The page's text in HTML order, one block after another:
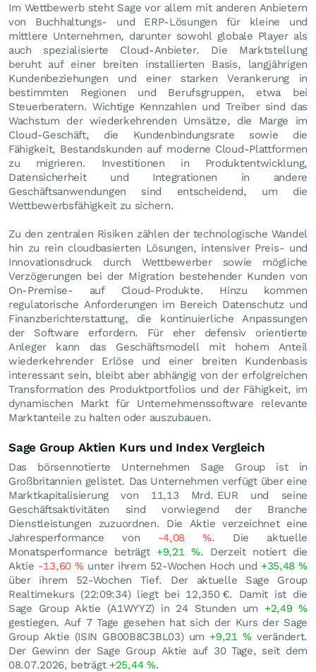
Im Wettbewerb steht Sage vor allem mit anderen Anbietern
von Buchhaltungs- und ERP-Lösungen für kleine und
mittlere Unternehmen, darunter sowohl globale Player als
auch spezialisierte Cloud-Anbieter. Die Marktstellung
beruht auf einer breiten installierten Basis, langjährigen
Kundenbeziehungen und einer starken Verankerung in
bestimmten Regionen und Berufsgruppen, etwa bei
Steuerberatern. Wichtige Kennzahlen und Treiber sind das
Wachstum der wiederkehrenden Umsätze, die Marge im
Cloud-Geschäft, die Kundenbindungsrate sowie die
Fähigkeit, Bestandskunden auf moderne Cloud-Plattformen
zu migrieren. Investitionen in Produktentwicklung,
Datensicherheit und Integrationen in andere
Geschäftsanwendungen sind entscheidend, um die
Wettbewerbsfähigkeit zu sichern.
Zu den zentralen Risiken zählen der technologische Wandel
hin zu rein cloudbasierten Lösungen, intensiver Preis- und
Innovationsdruck durch Wettbewerber sowie mögliche
Verzögerungen bei der Migration bestehender Kunden von
On-Premise- auf Cloud-Produkte. Hinzu kommen
regulatorische Anforderungen im Bereich Datenschutz und
Finanzberichterstattung, die kontinuierliche Anpassungen
der Software erfordern. Für eher defensiv orientierte
Anleger kann das Geschäftsmodell mit hohem Anteil
wiederkehrender Erlöse und einer breiten Kundenbasis
interessant sein, bleibt aber abhängig von der erfolgreichen
Transformation des Produktportfolios und der Fähigkeit, im
dynamischen Markt für Unternehmenssoftware relevante
Marktanteile zu halten oder auszubauen.
Sage Group Aktien Kurs und Index Vergleich
Das börsennotierte Unternehmen Sage Group ist in
Großbritannien gelistet. Das Unternehmen verfügt über eine
Marktkapitalisierung von 11,13 Mrd. EUR und seine
Geschäftsaktivitäten sind vorwiegend der Branche
Dienstleistungen zuzuordnen. Die Aktie verzeichnet eine
Jahresperformance von -4,08%. Die aktuelle
Monatsperformance beträgt +9,21%. Derzeit notiert die
Aktie -13,60%unter ihrem 52-Wochen Hoch und +35,48%
über ihrem 52-Wochen Tief. Der aktuelle Sage Group
Realtimekurs (22:09:34) liegt bei 12,350 €. Damit ist die
Sage Group Aktie (A1WYYZ) in 24 Stunden um +2,49%
gestiegen. Auf 7 Tage gesehen hat sich der Kurs der Sage
Group Aktie (ISIN GB00B8C3BL03) um +9,21%verändert.
Der Gewinn der Sage Group Aktie auf 30 Tage, seit dem
08.07.2026, beträgt +25,44 %.